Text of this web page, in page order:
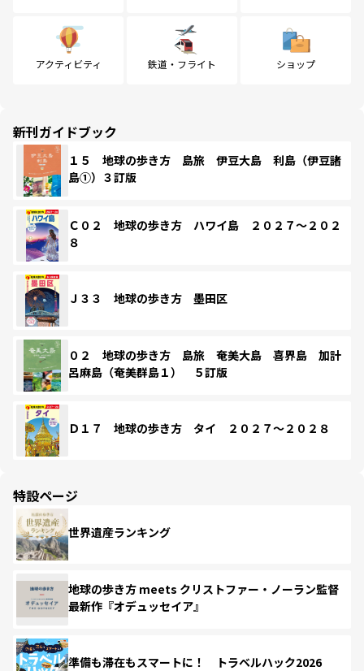
アクティビティ 鉄道・フライト ショップ
新刊ガイドブック
１５ 地球の歩き方 島旅 伊豆大島 利島（伊豆諸
島①）３訂版
Ｃ０２ 地球の歩き方 ハワイ島 ２０２７～２０２
８
Ｊ３３ 地球の歩き方 墨田区
０２ 地球の歩き方 島旅 奄美大島 喜界島 加計
呂麻島（奄美群島１） ５訂版
Ｄ１７ 地球の歩き方 タイ ２０２７～２０２８
特設ページ
世界遺産ランキング
地球の歩き方 meets クリストファー・ノーラン監督
最新作『オデュッセイア』
準備も滞在もスマートに！ トラベルハック2026